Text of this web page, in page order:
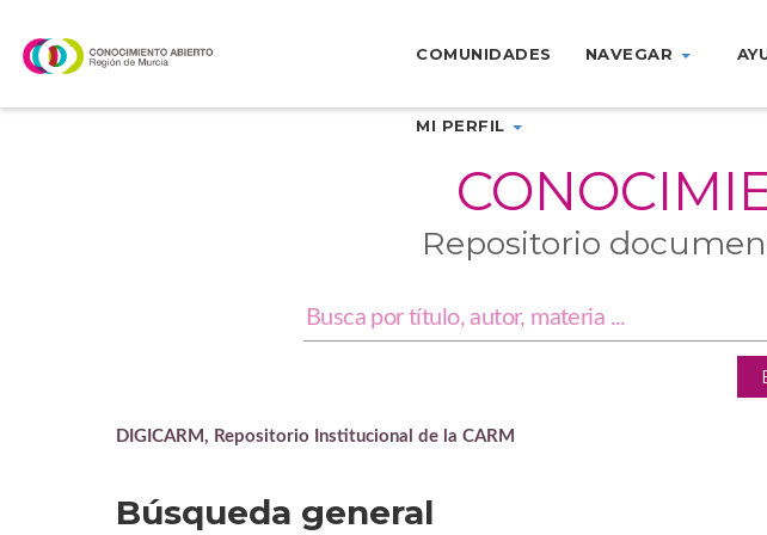
navigation
COMUNIDADES NAVEGAR
MI PERFIL
Repositorio
DIGICARM, Repositorio Institucional de la CARM
Búsqueda general